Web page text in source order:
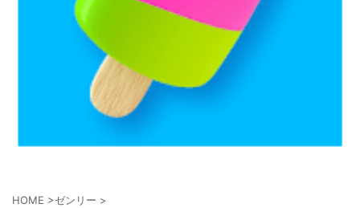
HOME >ゼンリー >